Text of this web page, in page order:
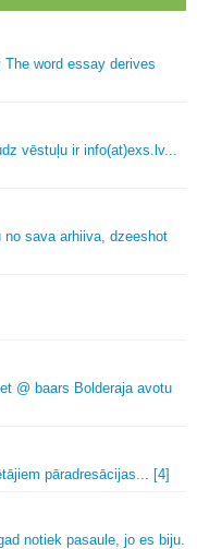
word essay derives
vēstuļu ir info(at)exs. lv.
sava arhiiva, dzeeshot
@ baars Bolderaja avotu
pāradresācijas.
[4]
notiek pasaule, jo es biju.